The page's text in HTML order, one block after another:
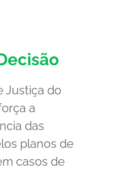
Justiça do
a
das
planos de
casos de